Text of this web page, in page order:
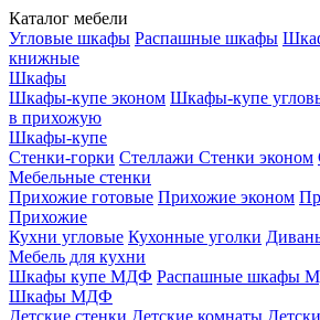
Каталог мебели
Угловые шкафы Распашные шкафы
книжные
Шкафы
Шкафы-купе эконом Шкафы-купе
в прихожую
Шкафы-купе
Стенки-горки Стеллажи Стенки эконом
Мебельные стенки
Прихожие готовые Прихожие эконом
Прихожие
Кухни угловые Кухонные уголки
Мебель для кухни
Шкафы купе МДФ Распашные шкафы
Шкафы МДФ
Детские стенки Детские комнаты